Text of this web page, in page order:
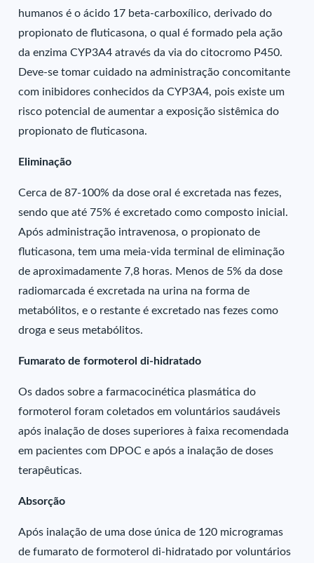
humanos é o ácido 17 beta-carboxílico, derivado do
propionato de fluticasona, o qual é formado pela ação
da enzima CYP3A4 através da via do citocromo P450.
Deve-se tomar cuidado na administração concomitante
com inibidores conhecidos da CYP3A4, pois existe um
risco potencial de aumentar a exposição sistêmica do
propionato de fluticasona.
Eliminação
Cerca de 87-100% da dose oral é excretada nas fezes,
sendo que até 75% é excretado como composto inicial.
Após administração intravenosa, o propionato de
fluticasona, tem uma meia-vida terminal de eliminação
de aproximadamente 7,8 horas. Menos de 5% da dose
radiomarcada é excretada na urina na forma de
metabólitos, e o restante é excretado nas fezes como
droga e seus metabólitos.
Fumarato de formoterol di-hidratado
Os dados sobre a farmacocinética plasmática do
formoterol foram coletados em voluntários saudáveis
após inalação de doses superiores à faixa recomendada
em pacientes com DPOC e após a inalação de doses
terapêuticas.
Absorção
Após inalação de uma dose única de 120 microgramas
de fumarato de formoterol di-hidratado por voluntários